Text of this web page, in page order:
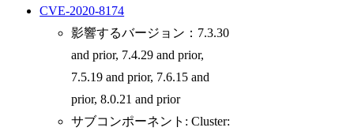
CVE-2020-8174
影響するバージョン：7.3.30
and prior, 7.4.29 and prior,
7.5.19 and prior, 7.6.15 and
prior, 8.0.21 and prior
サブコンポーネント: Cluster: